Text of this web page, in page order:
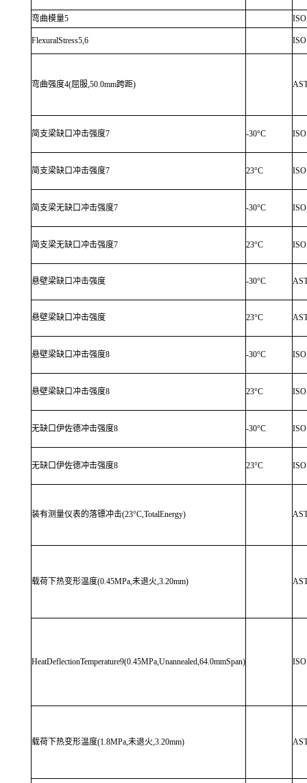
弯曲模量5
FlexuralStress5,6
弯曲强度4(屈服,50.0mm跨距)
简支梁缺口冲击强度7 -30°C
简支梁缺口冲击强度7 23°C
简支梁无缺口冲击强度7 -30°C
简支梁无缺口冲击强度7 23°C
悬壁梁缺口冲击强度 -30°C
悬壁梁缺口冲击强度 23°C
悬壁梁缺口冲击强度8 -30°C
悬壁梁缺口冲击强度8 23°C
无缺口伊佐德冲击强度8 -30°C
无缺口伊佐德冲击强度8 23°C
装有测量仪表的落镖冲击(23°C,TotalEnergy)
载荷下热变形温度(0.45MPa,未退火,3.20mm)
HeatDeflectionTemperature9(0.45MPa,Unannealed,64.0mmSpan)
载荷下热变形温度(1.8MPa,未退火,3.20mm)